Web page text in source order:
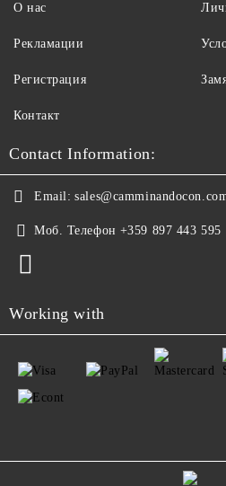
О нас
Рекламации
Регистрация
Контакт
Contact Information:
Email:
Моб. Телефон +359 897 443 595
Working with